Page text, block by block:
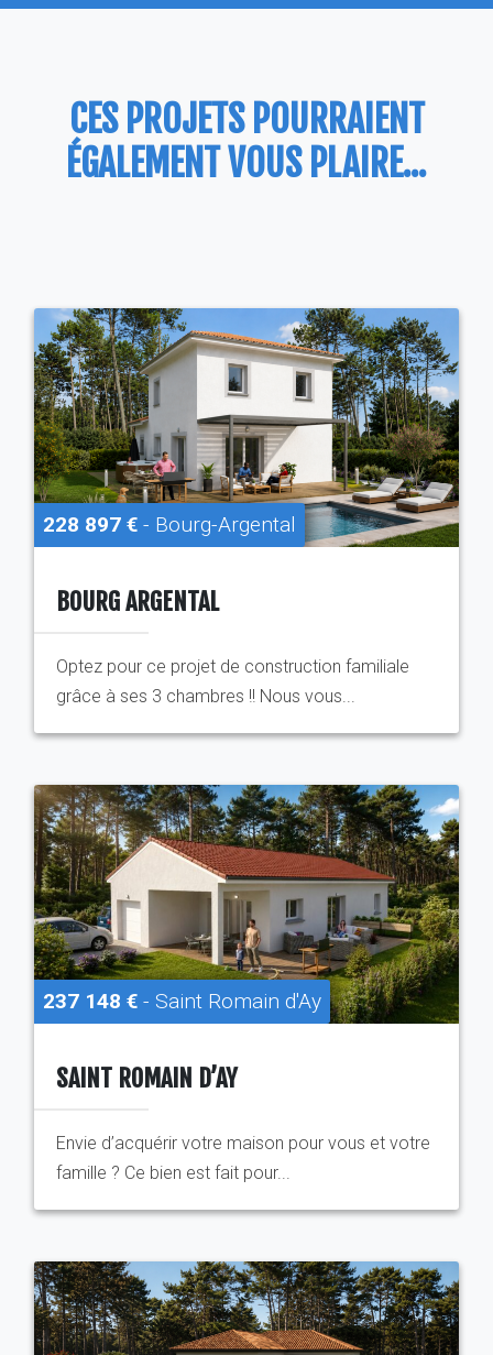
CES PROJETS POURRAIENT
ÉGALEMENT VOUS PLAIRE...
228 897 € - Bourg-Argental
BOURG ARGENTAL
Optez pour ce projet de construction familiale
grâce à ses 3 chambres !! Nous vous...
237 148 € - Saint Romain d'Ay
SAINT ROMAIN D’AY
Envie d’acquérir votre maison pour vous et votre
famille ? Ce bien est fait pour...